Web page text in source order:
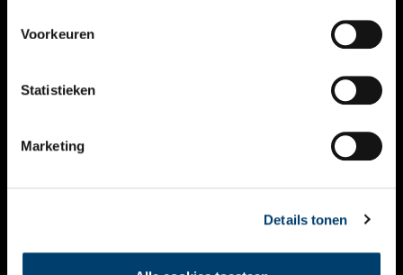
Voorkeuren
Statistieken
Marketing
Details tonen
KALENDER
THEMA’S
VIDEO’S
CONTACT